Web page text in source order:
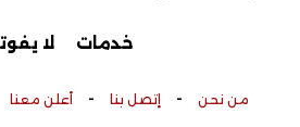
خدمات لا
من نحن - إتصل بنا - أعلن معنا